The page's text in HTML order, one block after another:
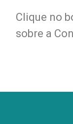
Clique no
sobre a